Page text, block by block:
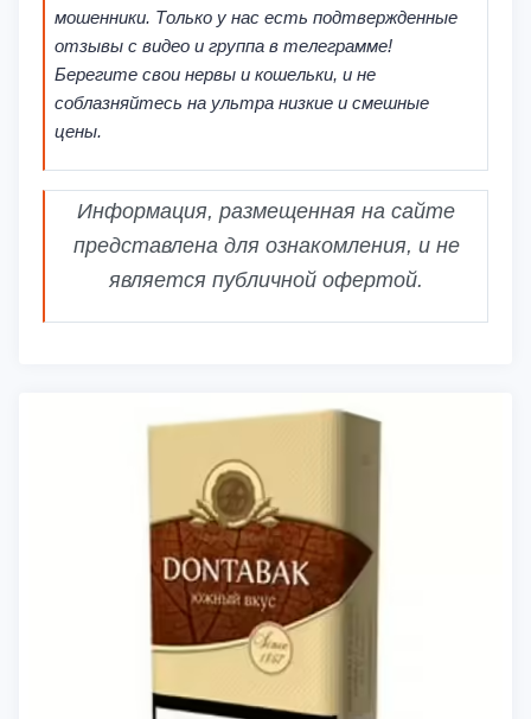
мошенники. Только у нас есть подтвержденные
отзывы с видео и группа в телеграмме!
Берегите свои нервы и кошельки, и не
соблазняйтесь на ультра низкие и смешные
цены.
Информация, размещенная на сайте
представлена для ознакомления, и не
является публичной офертой.